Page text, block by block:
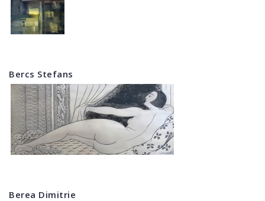
Bercs Stefans
Berea Dimitrie